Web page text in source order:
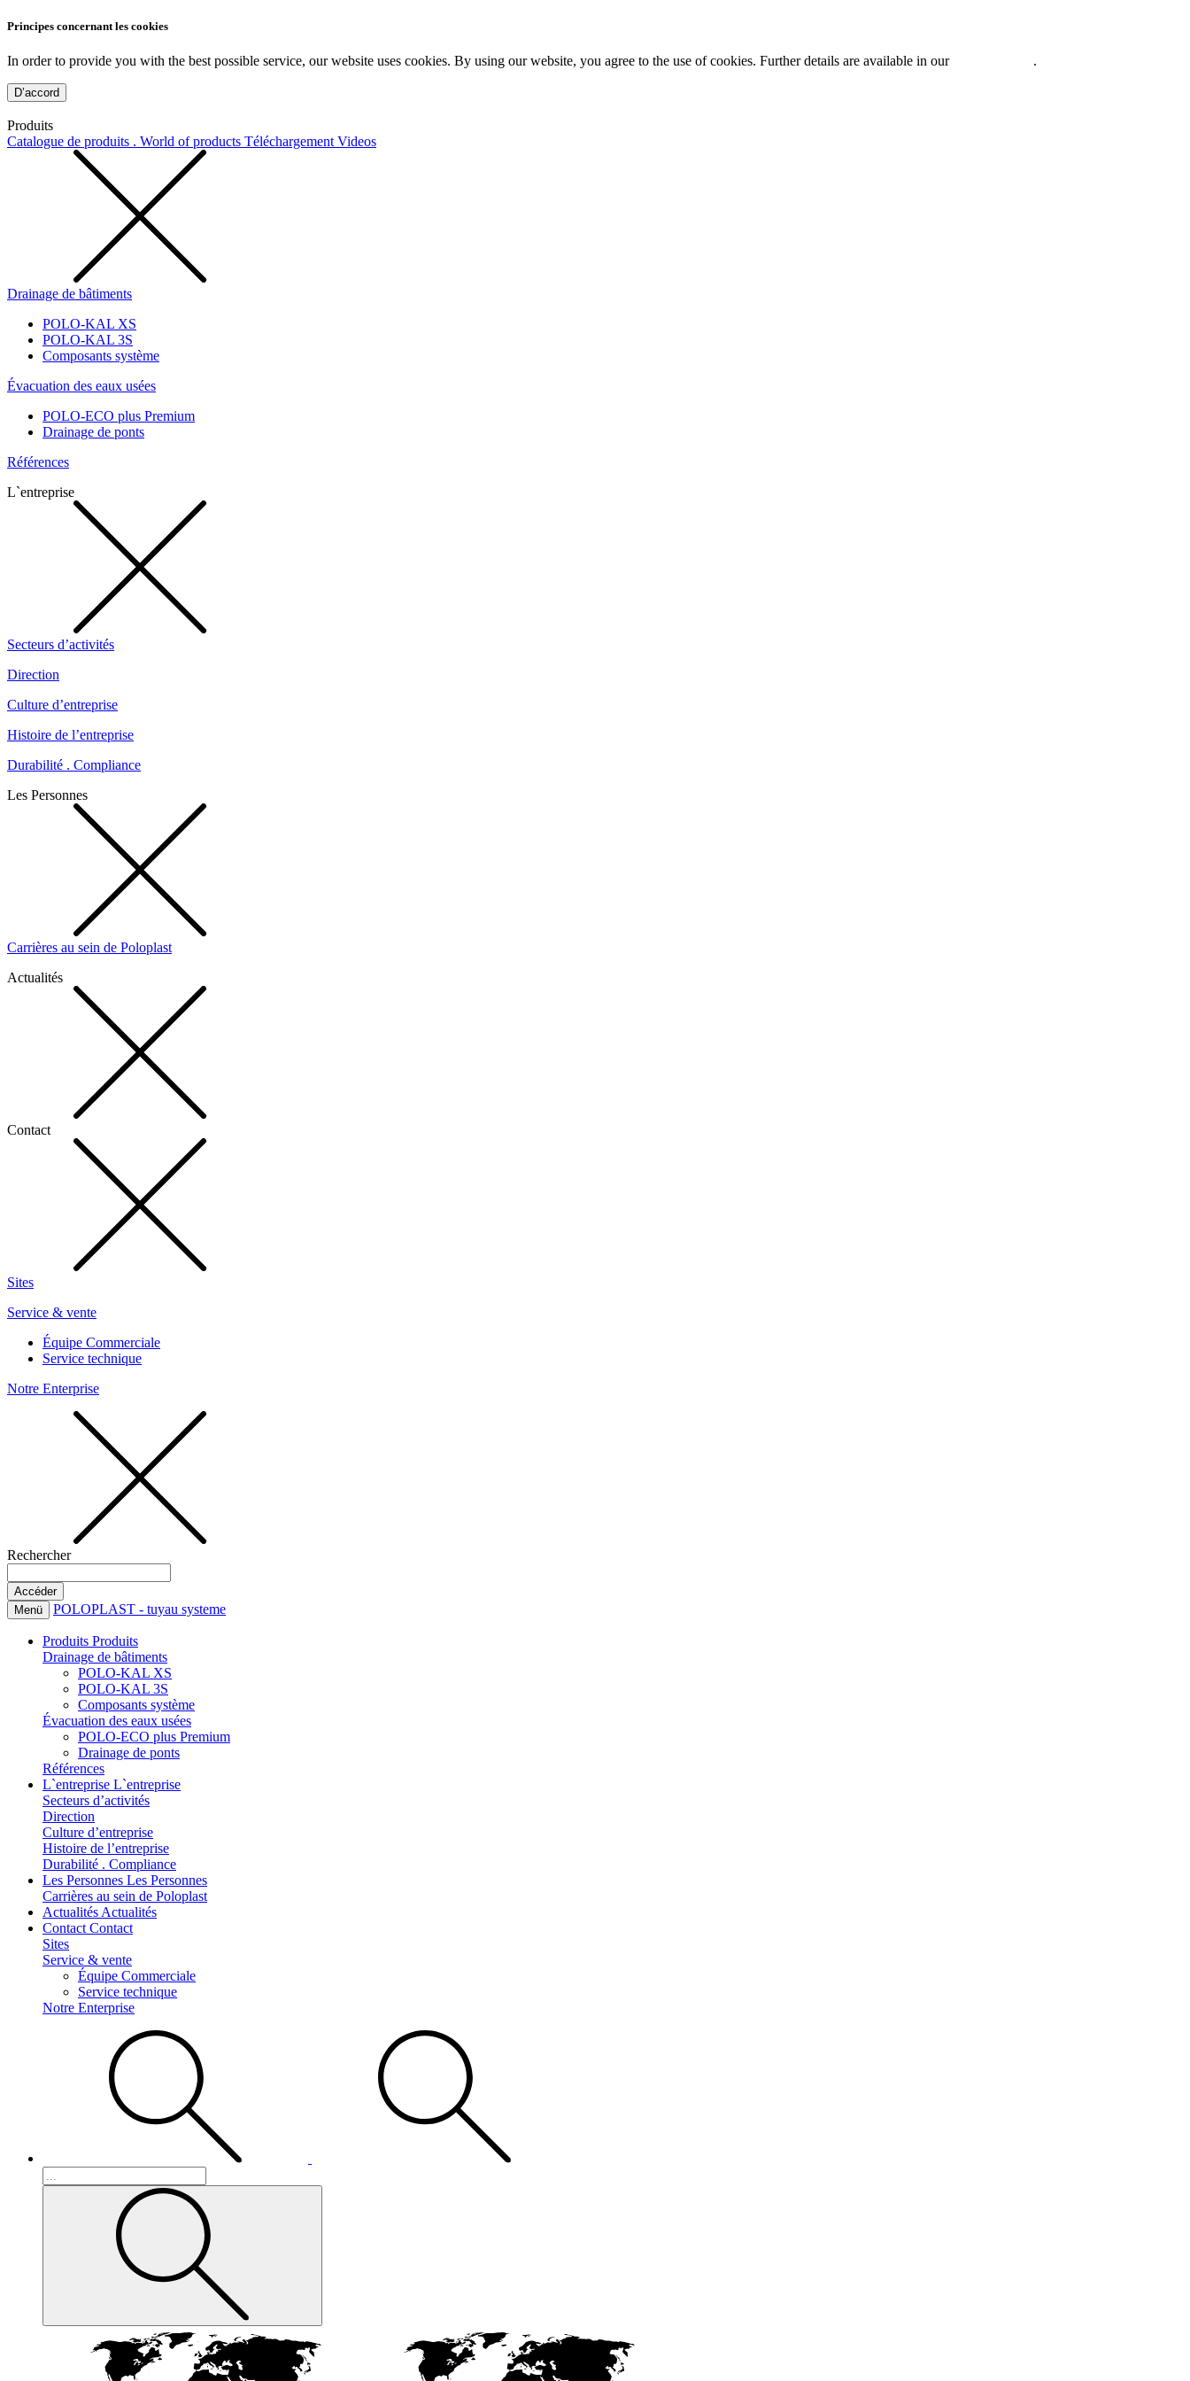
Principes concernant les cookies
In order to provide you with the best possible service, our website uses cookies. By using our website, you agree to the use of cookies. Further details are available in our .
D’accord
Produits
Catalogue de produits . World of products Téléchargement Videos
Drainage de bâtiments
POLO-KAL XS
POLO-KAL 3S
Composants système
Évacuation des eaux usées
POLO-ECO plus Premium
Drainage de ponts
Références
L`entreprise
Secteurs d’activités
Direction
Culture d’entreprise
Histoire de l’entreprise
Durabilité . Compliance
Les Personnes
Carrières au sein de Poloplast
Actualités
Contact
Sites
Service & vente
Équipe Commerciale
Service technique
Notre Enterprise
Rechercher
Menü POLOPLAST - tuyau systeme
Produits Produits
Drainage de bâtiments
POLO-KAL XS
POLO-KAL 3S
Composants système
Évacuation des eaux usées
POLO-ECO plus Premium
Drainage de ponts
Références
L`entreprise L`entreprise
Secteurs d’activités
Direction
Culture d’entreprise
Histoire de l’entreprise
Durabilité . Compliance
Les Personnes Les Personnes
Carrières au sein de Poloplast
Actualités Actualités
Contact Contact
Sites
Service & vente
Équipe Commerciale
Service technique
Notre Enterprise